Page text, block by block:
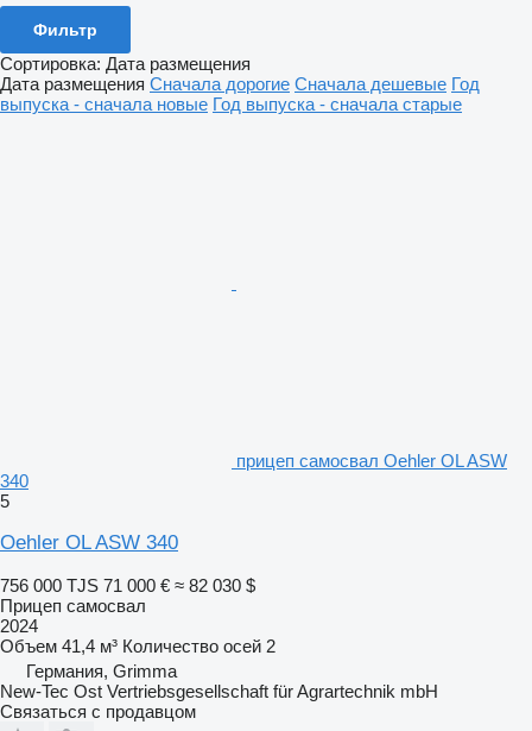
Фильтр
Сортировка: Дата размещения
Дата размещения Сначала дорогие Сначала дешевые Год
выпуска - сначала новые Год выпуска - сначала старые
прицеп самосвал Oehler OL ASW
340
5
Oehler OL ASW 340
756 000 TJS 71 000 € ≈ 82 030 $
Прицеп самосвал
2024
Объем 41,4 м³ Количество осей 2
Германия, Grimma
New-Tec Ost Vertriebsgesellschaft für Agrartechnik mbH
Связаться с продавцом